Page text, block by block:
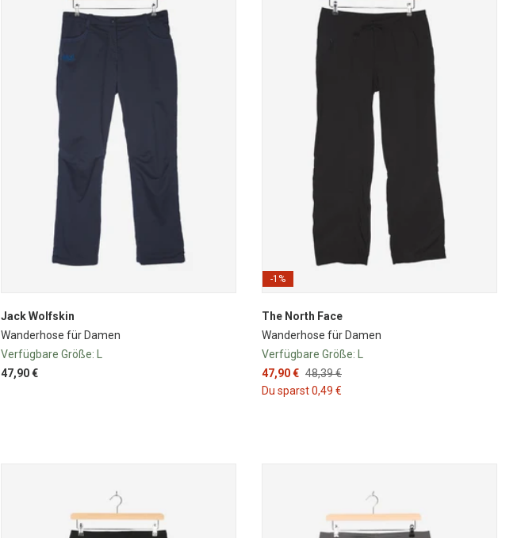
Jack Wolfskin
Wanderhose für Damen
Verfügbare Größe:
47,90 €
-1%
The North Face
Wanderhose für Damen
Verfügbare Größe:
47,90 € 48,39 €
Du sparst 0,49 €